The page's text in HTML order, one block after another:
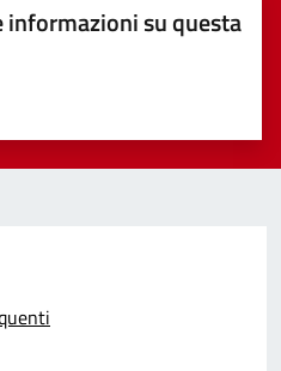
informazioni su questa
su 5
5